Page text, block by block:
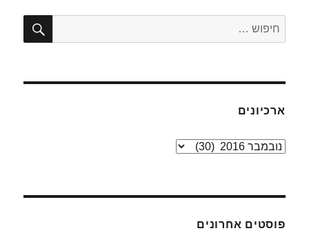
חפש:
ארכיונים
ארכיונים
פוסטים אחרונים